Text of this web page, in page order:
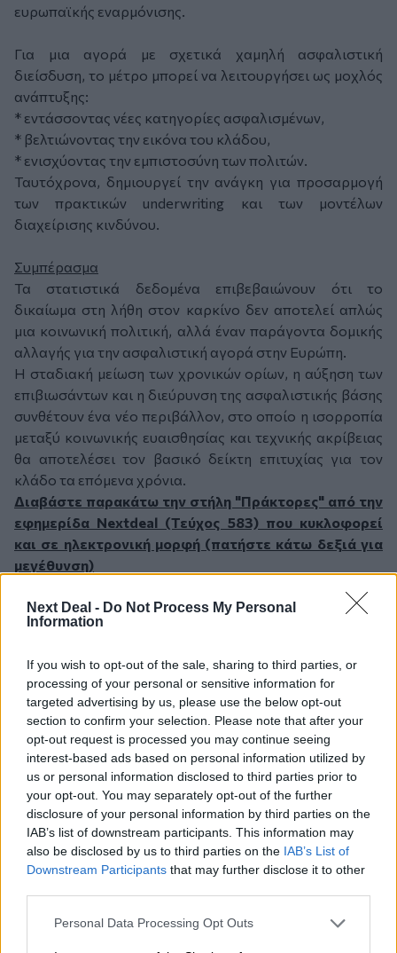
Next Deal - Do Not Process My Personal
Information
If you wish to opt-out of the sale, sharing to third parties, or
processing of your personal or sensitive information for
targeted advertising by us, please use the below opt-out
section to confirm your selection. Please note that after your
opt-out request is processed you may continue seeing
interest-based ads based on personal information utilized by
us or personal information disclosed to third parties prior to
your opt-out. You may separately opt-out of the further
disclosure of your personal information by third parties on the
IAB’s list of downstream participants. This information may
also be disclosed by us to third parties on the IAB’s List of
Downstream Participants that may further disclose it to other
Personal Data Processing Opt Outs
ευρωπαϊκής εναρμόνισης.
Για μια αγορά με σχετικά χαμηλή ασφαλιστική
διείσδυση, το μέτρο μπορεί να λειτουργήσει ως μοχλός
ανάπτυξης:
* εντάσσοντας νέες κατηγορίες ασφαλισμένων,
* βελτιώνοντας την εικόνα του κλάδου,
* ενισχύοντας την εμπιστοσύνη των πολιτών.
Ταυτόχρονα, δημιουργεί την ανάγκη για προσαρμογή
των πρακτικών underwriting και των μοντέλων
διαχείρισης κινδύνου.
Συμπέρασμα
Τα στατιστικά δεδομένα επιβεβαιώνουν ότι το
δικαίωμα στη λήθη στον καρκίνο δεν αποτελεί απλώς
μια κοινωνική πολιτική, αλλά έναν παράγοντα δομικής
αλλαγής για την ασφαλιστική αγορά στην Ευρώπη.
Η σταδιακή μείωση των χρονικών ορίων, η αύξηση των
επιβιωσάντων και η διεύρυνση της ασφαλιστικής βάσης
συνθέτουν ένα νέο περιβάλλον, στο οποίο η ισορροπία
μεταξύ κοινωνικής ευαισθησίας και τεχνικής ακρίβειας
θα αποτελέσει τον βασικό δείκτη επιτυχίας για τον
κλάδο τα επόμενα χρόνια.
Διαβάστε παρακάτω την στήλη "Πράκτορες" από την
εφημερίδα Nextdeal (Τεύχος 583) που κυκλοφορεί
και σε ηλεκτρονική μορφή (πατήστε κάτω δεξιά για
μεγέθυνση)
στα Ευρωπαϊκά Θέματα και πρόεδρος Σωματείου
Ασφαλιστικών Διαμεσολαβητών Δυτικής Μακεδονίας.
όπως και για το «Δικαίωμα στη Λήθη» για επιζώντες
καρκίνου στις 30/6/2023.
Στις 26/3/2024 από κοινού Πανελλήνια Ομοσπονδία
Ασφαλιστικών Διαμεσολαβητών(ΠΟΑΔ), Ελληνική
Ομοσπονδία Καρκίνου (ΕΛΛΟΚ) και η Ένωση
Ασφαλιστικών Εταιριών Ελλάδος (ΕΑΕΕ) συνέβαλαν
ενεργά για τον Κώδικα Δεοντολογίας του «Δικαιώματος
στη Λήθη» (Right to be Forgotten - RTBF), που τέθηκε σε
ισχύ στηνχώρα μας.
Αυτή η πρωτοβουλία κατέστησε την Ελλάδα 9η χώρα
Embed